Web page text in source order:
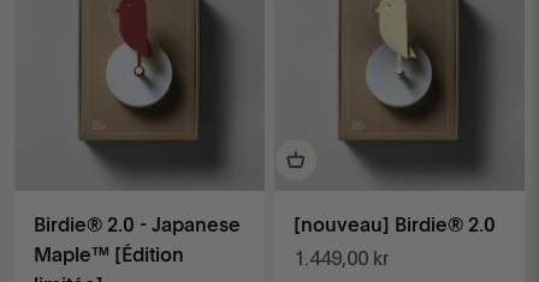
Birdie® 2.0 - Japanese
Maple™ [Édition
[nouveau] Birdie® 2.0
Prix de vente
1.449,00 kr